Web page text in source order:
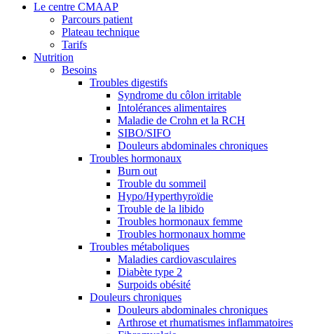
Le centre CMAAP
Parcours patient
Plateau technique
Tarifs
Nutrition
Besoins
Troubles digestifs
Syndrome du côlon irritable
Intolérances alimentaires
Maladie de Crohn et la RCH
SIBO/SIFO
Douleurs abdominales chroniques
Troubles hormonaux
Burn out
Trouble du sommeil
Hypo/Hyperthyroïdie
Trouble de la libido
Troubles hormonaux femme
Troubles hormonaux homme
Troubles métaboliques
Maladies cardiovasculaires
Diabète type 2
Surpoids obésité
Douleurs chroniques
Douleurs abdominales chroniques
Arthrose et rhumatismes inflammatoires